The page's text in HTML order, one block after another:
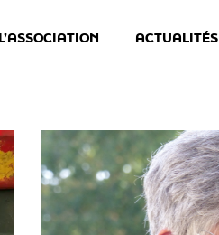
L’ASSOCIATION ACTUALITÉS